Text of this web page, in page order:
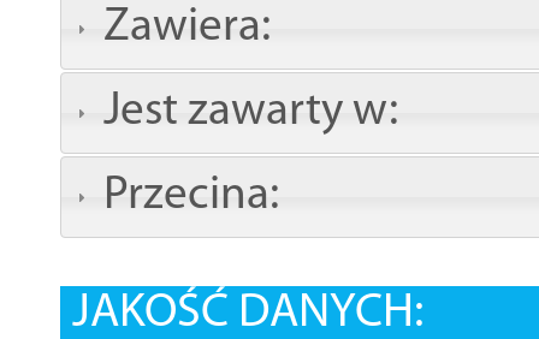
Zawiera:
Jest zawarty w:
Przecina:
JAKOŚĆ DANYCH: